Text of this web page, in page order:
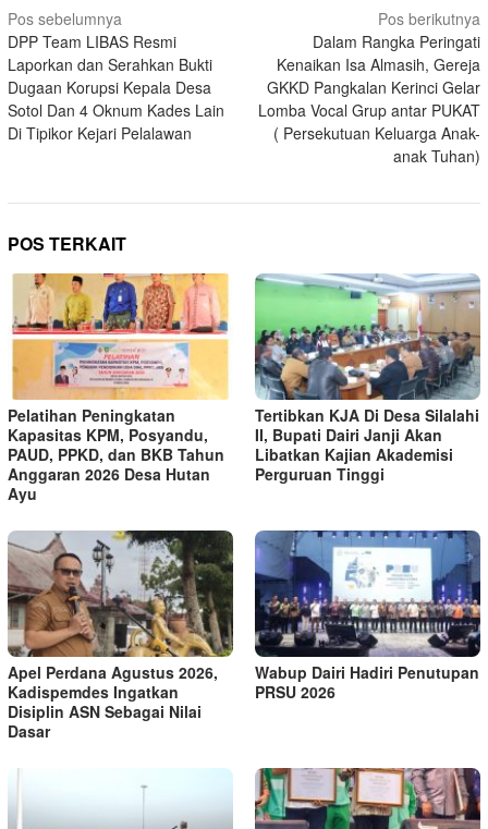
Navigasi
pos
Pos sebelumnya
DPP Team LIBAS Resmi
Laporkan dan Serahkan Bukti
Dugaan Korupsi Kepala Desa
Sotol Dan 4 Oknum Kades Lain
Di Tipikor Kejari Pelalawan
Pos berikutnya
Dalam Rangka Peringati
Kenaikan Isa Almasih, Gereja
GKKD Pangkalan Kerinci Gelar
Lomba Vocal Grup antar PUKAT
( Persekutuan Keluarga Anak-
anak Tuhan)
POS TERKAIT
Pelatihan Peningkatan
Kapasitas KPM, Posyandu,
PAUD, PPKD, dan BKB Tahun
Anggaran 2026 Desa Hutan
Ayu
Tertibkan KJA Di Desa Silalahi
II, Bupati Dairi Janji Akan
Libatkan Kajian Akademisi
Perguruan Tinggi
Apel Perdana Agustus 2026,
Kadispemdes Ingatkan
Disiplin ASN Sebagai Nilai
Dasar
Wabup Dairi Hadiri Penutupan
PRSU 2026